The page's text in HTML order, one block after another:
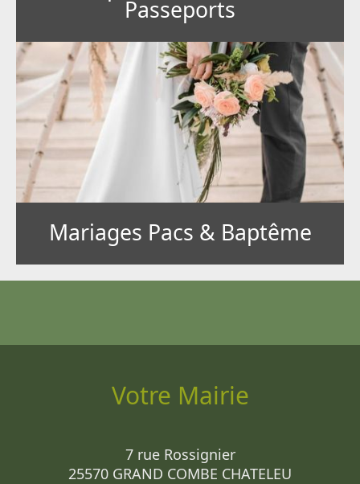
Passeports
Mariages Pacs & Baptême
Votre Mairie
7 rue Rossignier
25570 GRAND COMBE CHATELEU